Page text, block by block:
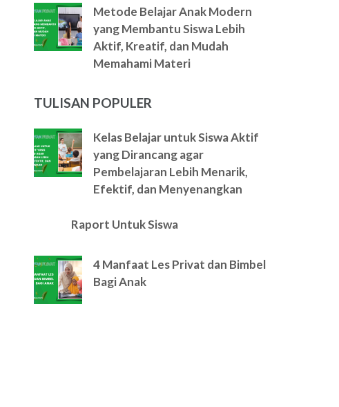
Metode Belajar Anak Modern
yang Membantu Siswa Lebih
Aktif, Kreatif, dan Mudah
Memahami Materi
TULISAN POPULER
Kelas Belajar untuk Siswa Aktif
yang Dirancang agar
Pembelajaran Lebih Menarik,
Efektif, dan Menyenangkan
Raport Untuk Siswa
4 Manfaat Les Privat dan Bimbel
Bagi Anak